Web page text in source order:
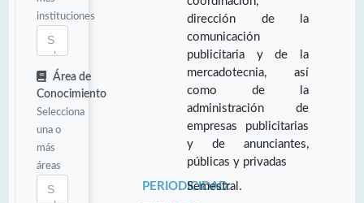
instituciones
Área de
Conocimiento
Selecciona
una o
más
áreas
dirección de la
comunicación
publicitaria y de la
mercadotecnia, así
como de la
administración de
empresas publicitarias
y de anunciantes,
públicas y privadas
PERIODICIDAD:
Semestral.